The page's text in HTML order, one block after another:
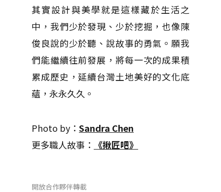
其實設計與美學就是這樣藏於生活之
中，我們少於發現、少於挖掘，也像陳
俊良說的少於聽、說故事的勇氣。願我
們能繼續往前發展，將每一次的成果積
累成歷史，延續台灣土地美好的文化底
蘊，永永久久。
Photo by： Sandra Chen
更多職人故事：
《揪匠吧》
開放合作夥伴轉載